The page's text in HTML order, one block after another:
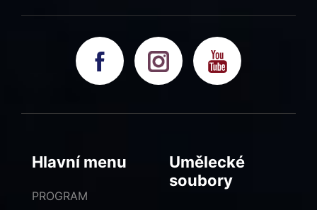
Hlavní menu
PROGRAM
Umělecké
soubory